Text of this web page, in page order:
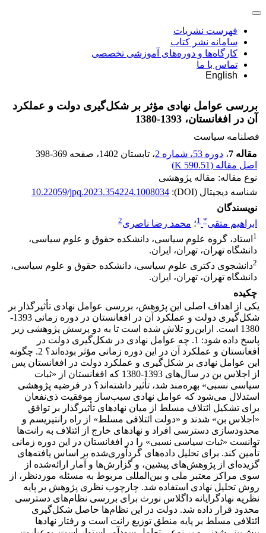
فهرست نشریات
سامانه نشر کتاب
کارگاه‌ها و دوره‌های آموزشی تخصصی
تماس با ما
English
بررسی عوامل نهادی مؤثر بر شکل‌گیری دولت و عملکرد
آن در افغانستان، 1393-1380
فصلنامه سیاست
مقاله 7
، دوره 53، شماره 2 ، تابستان 1402 ، صفحه 398-369
اصل مقاله (590.51 K
)
نوع مقاله: مقاله پژوهشی
شناسه دیجیتال (DOI):
10.22059/jpq.2023.354224.1008034
نویسندگان
ابراهیم متقی*
1؛ محمد رضا ناصری2
1 استاد، گروه علوم سیاسی، دانشکده حقوق و علوم سیاسی،
دانشگاه تهران، تهران، ایران.
2دانشجوی دکتری علوم سیاسی، دانشکده حقوق و علوم سیاسی،
دانشگاه تهران، تهران، ایران.
چکیده
یکی از اهداف اصلی این پژوهش، بررسی عوامل نهادی تأثیرگذار بر
شکل‌گیری دولت و عملکرد آن در افغانستان در دوره زمانی 1393-
1380 است. ازاین‌رو تلاش شده است تا به دو پرسش پژوهشی زیر
پاسخ داده شود: 1. چه عوامل نهادی در شکل‌گیری دولت در
افغانستان و عملکرد آن در این دوره زمانی مؤثر بوده‌اند؟ 2. چگونه
این عوامل نهادی بر شکل‌گیری و عملکرد دولت در افغانستان پس
از اجلاس بن در سال‌های 1393-1380 که افغانستان از «ثبات
سیاسی نسبی» بهره‌مند شد، تأثیر داشته‌اند؟ در فرضیه پژوهشی
استدلال می‌شود که عوامل نهادی سبب‌ساز موفقیت ذی‌نفعان
برای تشکیل ائتلاف مسلط از میان نهاد‌های تأثیرگذار ‌‌بر توافق‌
«اجلاس بن» شدند و «دولت ائتلافی مسلط» از راه رانتیریسم و
محدودسازی دسترسی افراد و نهادهای خارج از ائتلاف به رانت‌ها
توانست «ثبات سیاسی نسبی» را در افغانستان در این دوره زمانی
تأمین کند. برای تحلیل داده‌های گردآوری‌شده بر اساس یافته‌های
گزیده‌ای از پژوهش‌های پیشین، و گزارش‌ها و آمار ارائه‌‌شده از
سوی مراکز معتبر ملی و بین‌المللی مربوط به مسئله موردنظر، از
روش تحلیل نهادی استفاده شد. چارچوب نظری پژوهش بر پایه
نظریه نهادگرایانه داگلاس نورث برای بررسی نظام‌های دسترسی
محدود قرار داده شد. دولت در این نظام‌ها حاصل شکل‌گیری
ائتلافی مسلط بر پایه منطق توزیع رانت است و رفتار نهاد‌ها